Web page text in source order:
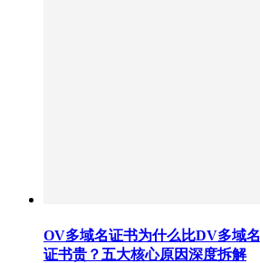
OV多域名证书为什么比DV多域名
证书贵？五大核心原因深度拆解